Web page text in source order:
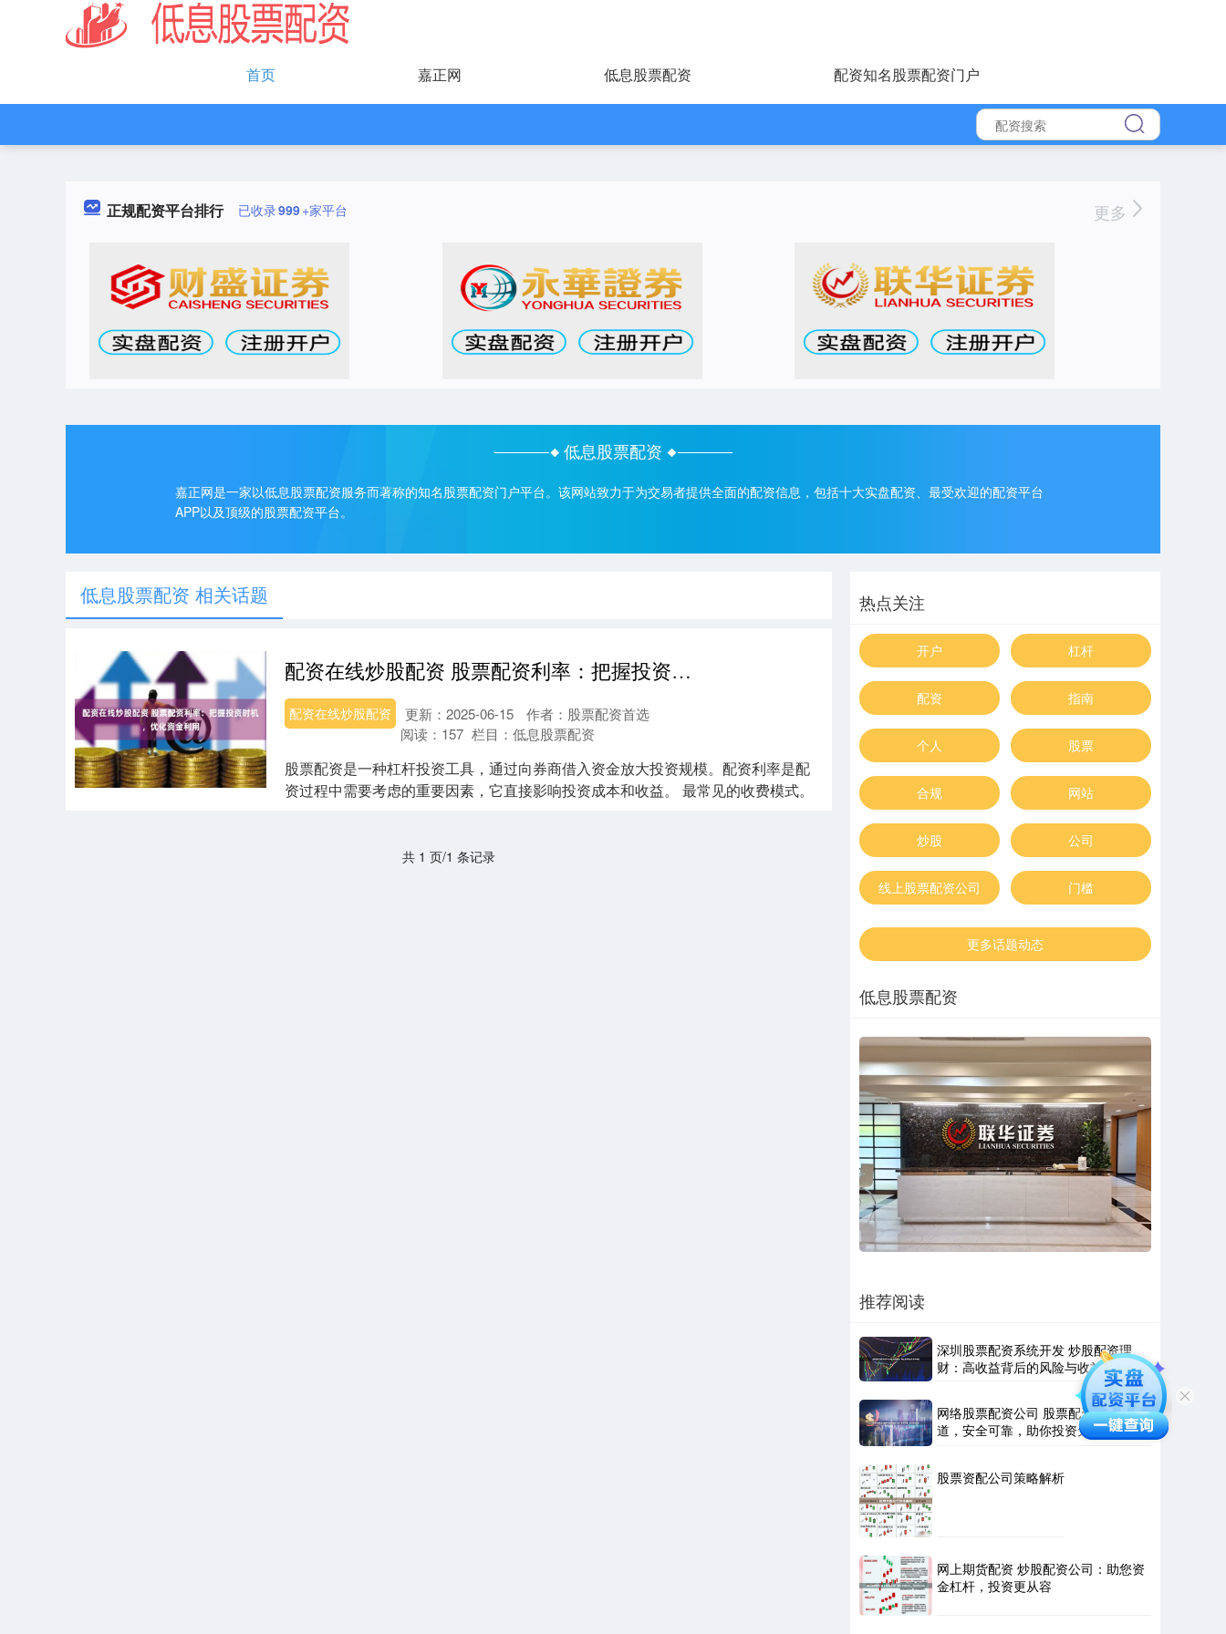
首页 嘉正网 低息股票配资 配资知名股票配资门户
正规配资平台排行 已收录999+家平台 更多
低息股票配资
嘉正网是一家以低息股票配资服务而著称的知名股票配资门户平台。该网站致力于为交易者提供全面的配资信息，包括十大实盘配资、最受欢迎的配资平台
APP以及顶级的股票配资平台。
低息股票配资 相关话题
配资在线炒股配资 股票配资利率：把握投资时机，优化资金利用
配资在线炒股配资 更新：2025-06-15
作者：股票配资首选
阅读： 157 栏目： 低息股票配资
股票配资是一种杠杆投资工具，通过向券商借入资金放大投资规模。配资利率是配
资过程中需要考虑的重要因素，它直接影响投资成本和收益。 最常见的收费模式。
共 1 页/1 条记录
热点关注
开户 杠杆
配资 指南
个人 股票
合规 网站
炒股 公司
线上股票配资公司 门槛
更多话题动态
低息股票配资
推荐阅读
深圳股票配资系统开发 炒股配资理
财：高收益背后的风险与收益
网络股票配资公司 股票配资正规渠
道，安全可靠，助你投资无忧
股票资配公司策略解析
网上期货配资 炒股配资公司：助您资
金杠杆，投资更从容